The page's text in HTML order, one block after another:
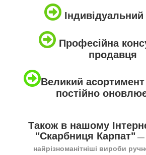
Професійна
продавця
Великий
постійно
Також в нашому
"Скарбниця Карпат" ―
найрізноманітніші вироби